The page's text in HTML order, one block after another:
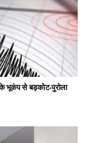
के भूकंप से बड़कोट-पुरोला